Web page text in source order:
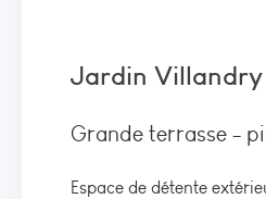
Jardin
Grande terrasse -
Espace de détente